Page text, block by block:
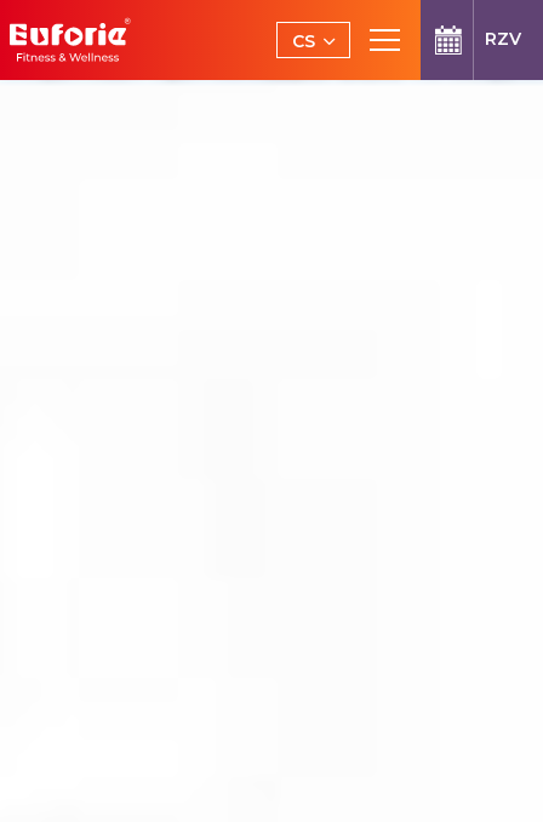
Přeskočit na hlavní obsah
CS
EN
RZV